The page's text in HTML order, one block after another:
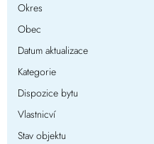
Okres
Obec
Datum aktualizace
Kategorie
Dispozice bytu
Vlastnicví
Stav objektu